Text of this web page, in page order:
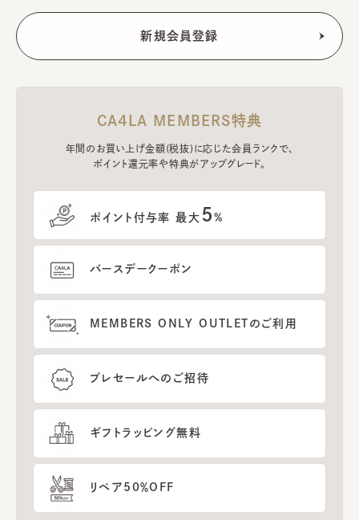
CA4LA MEMBERS特典
年間のお買い上げ金額(税抜)に応じた会員ランクで、
ポイント還元率や特典がアップグレード。
ポイント付与率 最大 5%
バースデークーポン
MEMBERS ONLY OUTLETのご利用
プレセールへのご招待
ギフトラッピング無料
リペア50％OFF